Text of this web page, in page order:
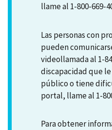
llame al 1-800-669-
Las personas con
pueden
videollamada al 1-
discapacidad que
público o tiene
portal, llame al 1-
Para obtener